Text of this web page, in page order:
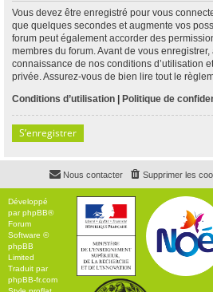
Vous devez être enregistré pour vous
que quelques secondes et augmente vos
forum peut également accorder des
membres du forum. Avant de vous
connaissance de nos conditions d’utilisation
privée. Assurez-vous de bien lire tout le
Conditions d’utilisation | Politique de
S’enregistrer
Supprimer les
Nous contacter
Développé
parphpBB®
Forum
Software ©
phpBB
Limited
Traduit par
phpBB-fr.com